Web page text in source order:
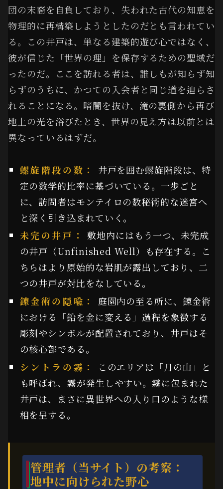
団の末裔を自負しており、失われた古代の知恵を
物理的に再構築しようとしたのだとも言われてい
る。この井戸は、単なる建築的遊び心ではなく、
彼が信じた「世界の理」を保存するための聖域だ
ったのだ。ここを訪れる者は、誰しもが知らず知
らずのうちに、かつての入会者と同じ道を辿らさ
れることになる。暗闇を抜け、滝の裏側から再び
地上の光を浴びたとき、世界の見え方は以前とは
異なっているはずだ。
螺旋階段の数：
井戸を囲む螺旋階段は、特
定の数学的比率に基づいている。一歩ごと
に、訪問者はモンテイロの数秘術的な迷宮へ
と深く引き込まれていく。
未完の井戸：
敷地内にはもう一つ、未完成
の井戸（Unfinished Well）も存在する。こ
ちらはより原始的な岩肌が露出しており、二
つの井戸が対比をなしている。
錬金術の隠喩：
庭園内の至る所に、錬金術
における「鉛を金に変える」過程を象徴する
彫刻やシンボルが配置されており、井戸はそ
の核心部である。
シントラの霧：
このエリアは「月の山」と
も呼ばれ、霧が発生しやすい。霧に包まれた
井戸は、まさに異世界への入り口のような様
相を呈する。
管理者（当サイト）の考察：
地中に向けられた野心